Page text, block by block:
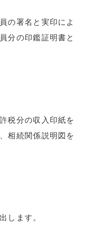
の署名と実印によ
分の印鑑証明書と
税分の収入印紙を
相続関係説明図を
します。